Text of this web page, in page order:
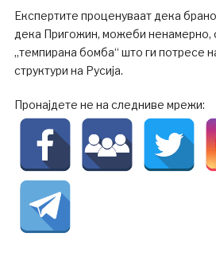
Експертите проценуваат дека
дека Пригожин, можеби ненамерно,
„темпирана бомба“ што ги потресе
структури на Русија.
Пронајдете не на следниве мрежи: